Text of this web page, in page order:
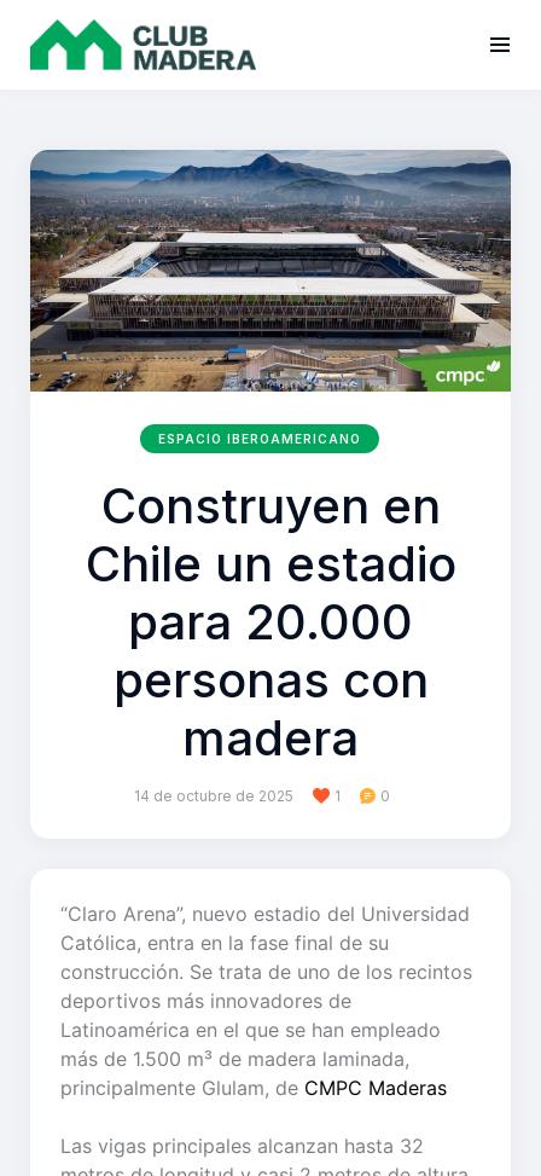
ESPACIO IBEROAMERICANO
Construyen en
Chile un estadio
para 20.000
personas con
madera
14 de octubre de 2025 1 0
“Claro Arena”, nuevo estadio del Universidad
Católica, entra en la fase final de su
construcción. Se trata de uno de los recintos
deportivos más innovadores de
Latinoamérica en el que se han empleado
más de 1.500 m³ de madera laminada,
principalmente Glulam, de CMPC Maderas
Las vigas principales alcanzan hasta 32